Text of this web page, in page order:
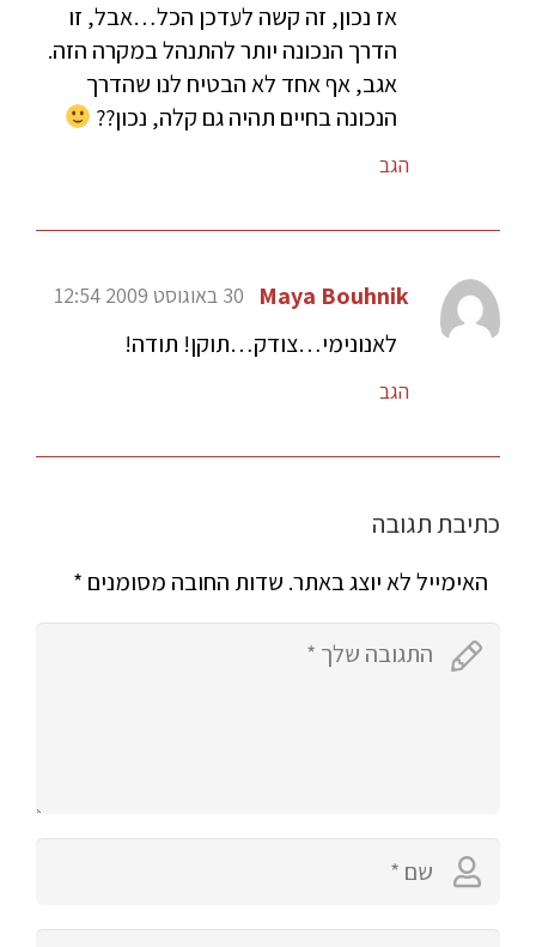
אז נכון, זה קשה לעדכן הכל…אבל, זו
הדרך הנכונה יותר להתנהל במקרה הזה.
אגב, אף אחד לא הבטיח לנו שהדרך
הנכונה בחיים תהיה גם קלה, נכון??
הגב
Maya Bouhnik 30 באוגוסט 2009 12:54
לאנונימי…צודק…תוקן! תודה!
הגב
כתיבת תגובה
האימייל לא יוצג באתר. שדות החובה מסומנים *